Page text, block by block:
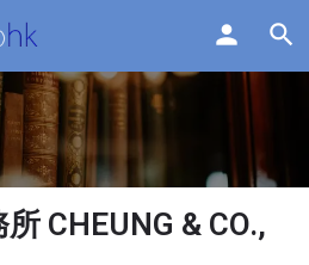
CHEUNG & CO.,